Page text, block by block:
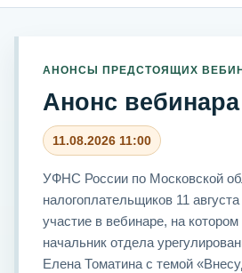
АНОНСЫ ПРЕДСТОЯЩИХ
Анонс вебинара
11.08.2026 11:00
УФНС России по Московской
налогоплательщиков 11
участие в вебинаре, на
начальник отдела
Елена Томатина с темой